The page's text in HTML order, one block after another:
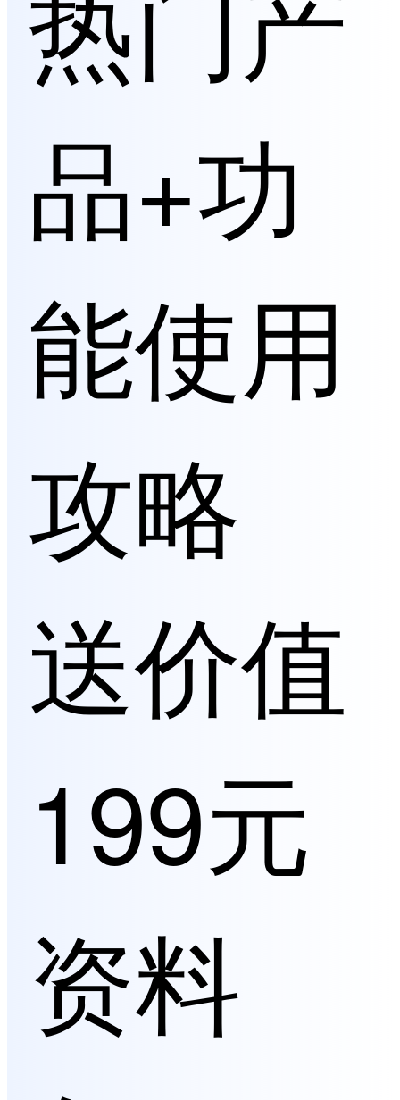
品+功
能使用
攻略
送价值
199元
资料